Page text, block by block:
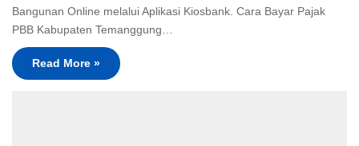
Bangunan Online melalui Aplikasi Kiosbank. Cara Bayar Pajak
PBB Kabupaten Temanggung…
Read More »